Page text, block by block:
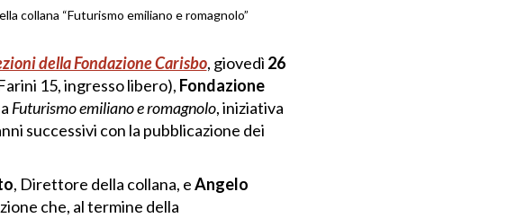
collana “Futurismo emiliano e romagnolo”
della Fondazione Carisbo, giovedì 26
15, ingresso libero), Fondazione
Futurismo emiliano e romagnolo, iniziativa
successivi con la pubblicazione dei
, Direttore della collana, eAngelo
che, al termine della